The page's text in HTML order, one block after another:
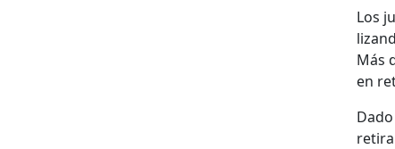
Los
Más
en